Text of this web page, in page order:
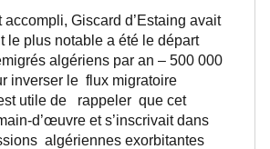
Giscard d’Estaing avait
le plus notable a été le départ
algériens par an – 500 000
inverser le flux migratoire
utile de rappeler que cet
d’œuvre et s’inscrivait dans
algériennes exorbitantes